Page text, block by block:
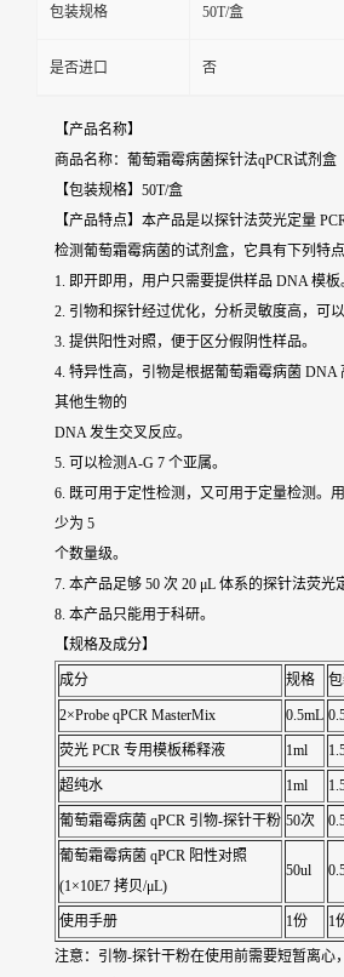
包装规格 50T/盒
是否进口 否
【产品名称】
商品名称：葡萄霜霉病菌探针法qPCR试剂盒
【包装规格】50T/盒
【产品特点】本产品是以探针法荧光定量
检测葡萄霜霉病菌的试剂盒，它具有下列特点
1. 即开即用，用户只需要提供样品 DNA 模板
2. 引物和探针经过优化，分析灵敏度高，可以
3. 提供阳性对照，便于区分假阴性样品。
4. 特异性高，引物是根据葡萄霜霉病菌 DNA
其他生物的
DNA 发生交叉反应。
5. 可以检测A-G 7 个亚属。
6. 既可用于定性检测，又可用于定量检测。
少为 5
个数量级。
7. 本产品足够 50 次 20 μL 体系的探针法荧光
8. 本产品只能用于科研。
【规格及成分】
成分 规格
2×Probe qPCR MasterMix 0.5mL
荧光 PCR 专用模板稀释液 1ml
超纯水 1ml
葡萄霜霉病菌 qPCR 引物-探针干粉 50次
葡萄霜霉病菌 qPCR 阳性对照
(1×10E7 拷贝/μL)
50ul
使用手册 1份 1
注意：引物-探针干粉在使用前需要短暂离心